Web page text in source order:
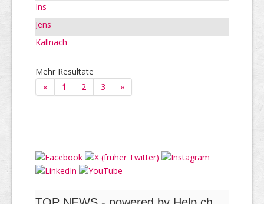
Ins
Jens
Kallnach
Mehr Resultate
«
1 2 3 »